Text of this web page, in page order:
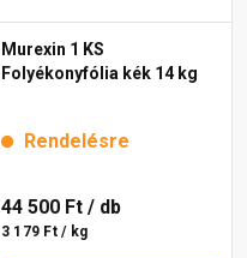
Murexin 1 KS
Folyékonyfólia kék 14 kg
Rendelésre
44 500 Ft / db
3 179 Ft / kg